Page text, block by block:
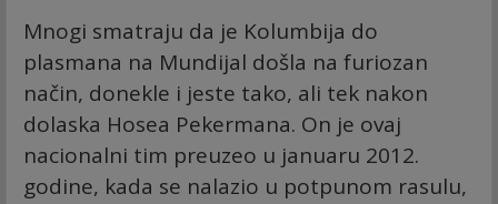
Mnogi smatraju da je Kolumbija do
plasmana na Mundijal došla na furiozan
način, donekle i jeste tako, ali tek nakon
dolaska Hosea Pekermana. On je ovaj
nacionalni tim preuzeo u januaru 2012.
godine, kada se nalazio u potpunom rasulu,